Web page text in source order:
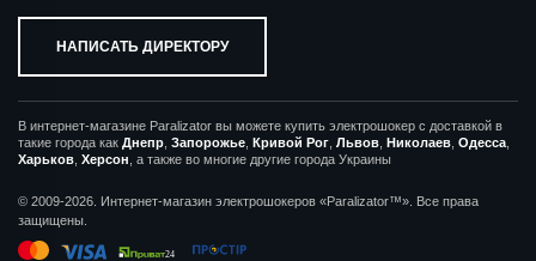
НАПИСАТЬ ДИРЕКТОРУ
В интернет-магазине Paralizator вы можете купить электрошокер с доставкой в
такие города как Днепр Запорожье Кривой Рог Львов Николаев Одесса
Харьков Херсон , а также во многие другие города Украины
© 2009-2026. Интернет-магазин электрошокеров «Paralizator™». Все права
защищены.